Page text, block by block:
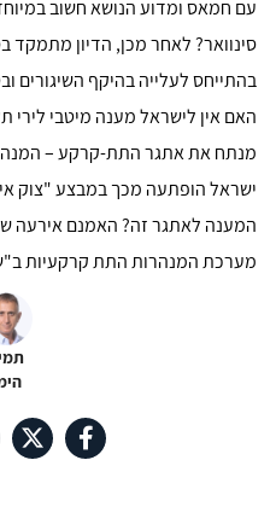
עם חמאס ומדוע הנושא חשוב
סינוואר? לאחר מכן, הדיון מתמקד
בהתייחס לעלייה בהיקף השיגורים
האם אין לישראל מענה מיטבי לירי
מנתח את אתגר התת-קרקע –
ישראל הופתעה מכך במבצע "צוק
המענה לאתגר זה? האמנם אירעה
מערכת המנהרות התת קרקעיות